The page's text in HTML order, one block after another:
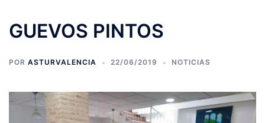
GUEVOS PINTOS
POR ASTURVALENCIA 22/06/2019 NOTICIAS